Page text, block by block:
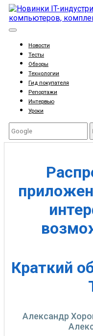
Новости
Тесты
Обзоры
Технологии
Гид покупателя
Репортажи
Интервью
Уроки
Краткий
Александр